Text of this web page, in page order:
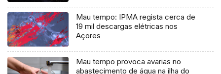
Mau tempo: IPMA regista cerca de
19 mil descargas elétricas nos
Açores
Mau tempo provoca avarias no
abastecimento de água na ilha do